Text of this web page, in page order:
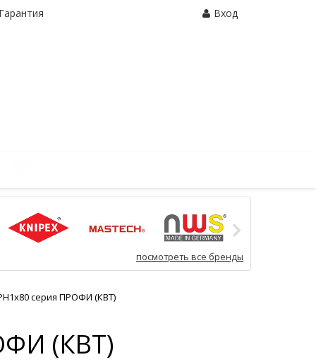
Гарантия Вход
посмотреть все бренды
серия ПРОФИ (КВТ)
(КВТ)